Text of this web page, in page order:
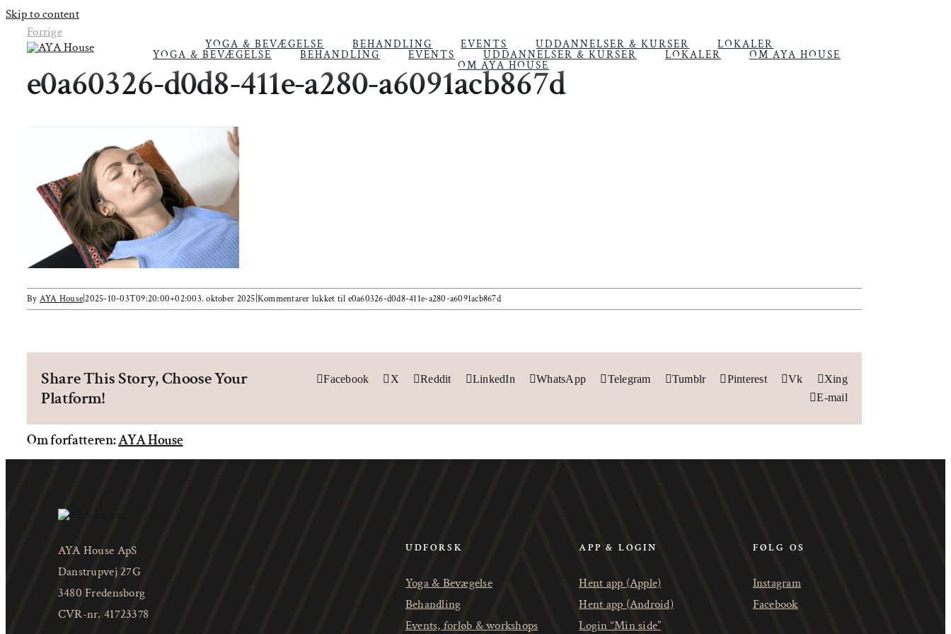
Skip to content
YOGA & BEVÆGELSE BEHANDLING EVENTS UDDANNELSER & KURSER
LOKALER
OM AYA HOUSE
YOGA & BEVÆGELSE BEHANDLING EVENTS UDDANNELSER & KURSER LOKALER OM AYA HOUSE
Forrige
e0a60326-d0d8-411e-a280-a6091acb867d
By AYA House|2025-10-03T09:20:00+02:003. oktober 2025 Kommentarer lukket til e0a60326-d0d8-411e-a280-a6091acb867d
Share This Story, Choose Your
Platform!
Facebook X Reddit LinkedIn WhatsApp Telegram Tumblr Pinterest Vk
Xing
E-mail
Om forfatteren:AYA House
AYA House ApS
Danstrupvej 27G
3480 Fredensborg
CVR-nr. 41723378
UDFORSK
Yoga & Bevægelse
Behandling
Events, forløb & workshops
APP & LOGIN
Hent app (Apple)
Hent app (Android)
Login “Min side”
FØLG OS
Instagram
Facebook